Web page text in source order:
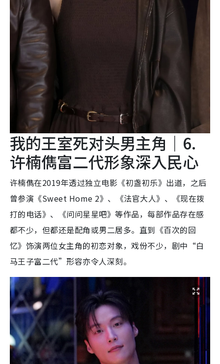
我的王室死对头男主角｜6.
许楠儁富二代形象深入民心
许楠儁在2019年透过独立电影《初盏初乐》出道，之后
曾参演《Sweet Home 2》、《法官大人》、《现在拨
打的电话》、《问问星星吧》等作品，每部作品存在感
都不少，但都还是配角或男二居多。直到《百次的回
忆》饰演两位女主角的初恋对象，戏份不少，剧中“白
马王子富二代”形容亦令人深刻。